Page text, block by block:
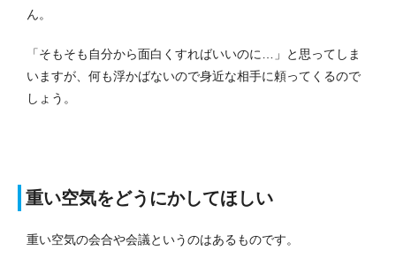
ん。
「そもそも自分から面白くすればいいのに…」と思ってしま
いますが、何も浮かばないので身近な相手に頼ってくるので
しょう。
重い空気をどうにかしてほしい
重い空気の会合や会議というのはあるものです。